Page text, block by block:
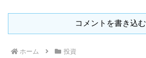
コメントを書き込む
ホーム 投資